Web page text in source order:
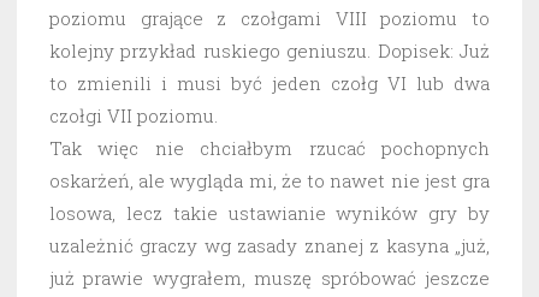
poziomu grające z czołgami VIII poziomu to
kolejny przykład ruskiego geniuszu. Dopisek: Już
to zmienili i musi być jeden czołg VI lub dwa
czołgi VII poziomu.
Tak więc nie chciałbym rzucać pochopnych
oskarżeń, ale wygląda mi, że to nawet nie jest gra
losowa, lecz takie ustawianie wyników gry by
uzależnić graczy wg zasady znanej z kasyna „już,
już prawie wygrałem, muszę spróbować jeszcze